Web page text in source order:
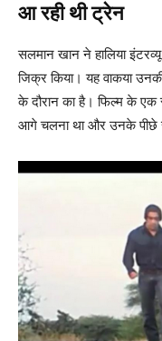
आ रही थी ट्रेन
सलमान खान ने हालिया
जिक्र किया। यह वाकया
के दौरान का है। फिल्म के
आगे चलना था और उनके पीछे